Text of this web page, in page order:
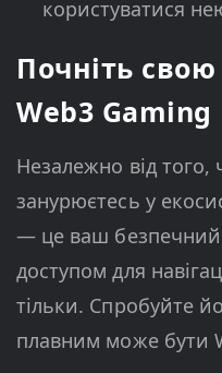
користуватися
Почніть свою
Web3 Gaming
Незалежно від того,
занурюєтесь у
— це ваш безпечний
доступом для
тільки. Спробуйте
плавним може бути